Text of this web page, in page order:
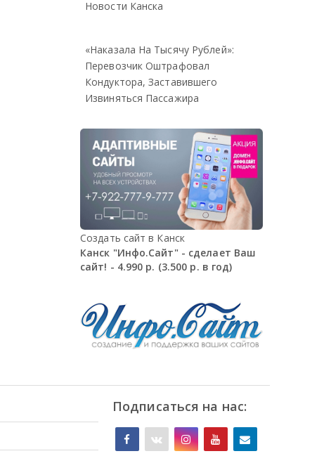
Новости Канска
«Наказала На Тысячу Рублей»:
Перевозчик Оштрафовал
Кондуктора, Заставившего
Извиняться Пассажира
Создать сайт в Канск
Канск "Инфо.Сайт" - сделает Ваш
сайт! - 4.990 р. (3.500 р. в год)
Подписаться на нас: